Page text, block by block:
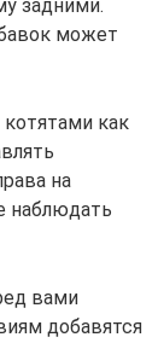
задними.
может
как
на
наблюдать
вами
добавятся